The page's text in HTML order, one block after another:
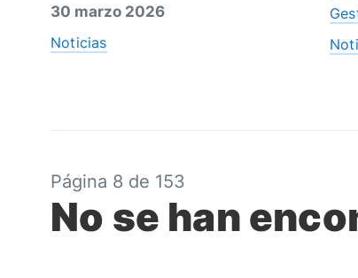
30 marzo 2026
Noticias
Página 8 de 153
No se han